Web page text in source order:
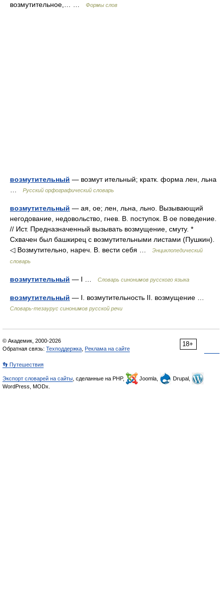
возмутительное,… …
Формы слов
возмутительный — возмут ительный; кратк. форма лен, льна
Русский орфографический словарь
возмутительный — ая, ое; лен, льна, льно. Вызывающий
негодование, недовольство, гнев. В. поступок. В ое поведение.
// Ист. Предназначенный вызывать возмущение, смуту. *
Схвачен был башкирец с возмутительными листами (Пушкин).
◁ Возмутительно, нареч. В. вести себя …
Энциклопедический
словарь
возмутительный — I … Словарь синонимов русского языка
возмутительный — I. возмутительность II. возмущение …
Словарь-тезаурус синонимов русской речи
18+
© Академик, 2000-2026
Обратная связь: Техподдержка Реклама на сайте
👣 Путешествия
Экспорт словарей на сайты , сделанные на PHP, Joomla,
Drupal,
WordPress, MODx.